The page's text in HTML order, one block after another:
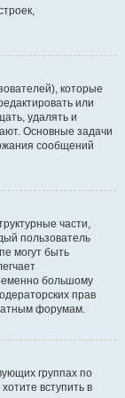
которые
или
удалять и
Основные задачи
сообщений
части,
пользователь
могут быть
большому
прав
форумам.
группах по
вступить в